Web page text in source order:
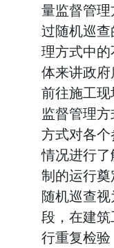
量监督管
过随机巡
理方式中
体来讲政
前往施工
监督管理
方式对各
情况进行
制的运行
随机巡查
段，在建
行重复检